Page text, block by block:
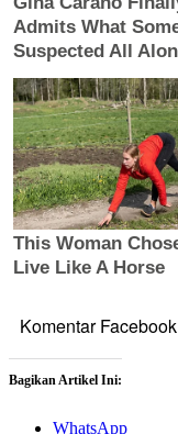
Komentar Facebook
Bagikan Artikel Ini:
WhatsApp